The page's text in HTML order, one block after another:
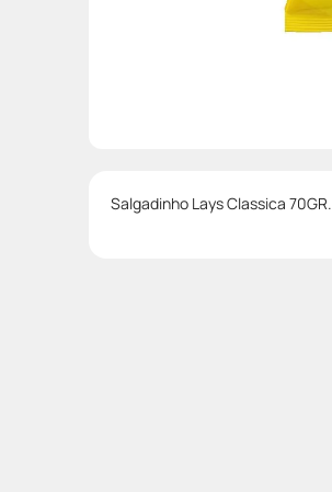
Salgadinho Lays Classica 70GR.